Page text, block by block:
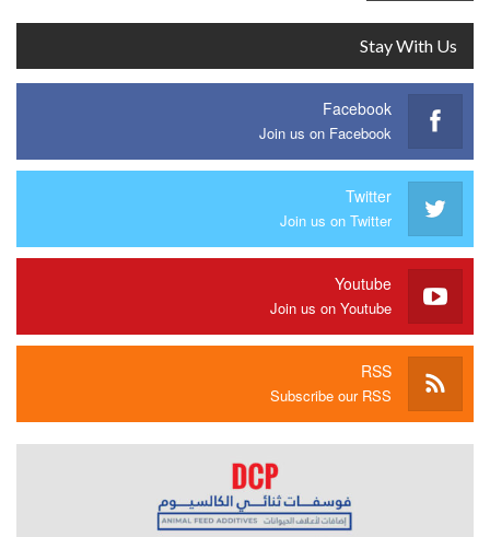
Stay With Us
Facebook
Join us on Facebook
Twitter
Join us on Twitter
Youtube
Join us on Youtube
RSS
Subscribe our RSS